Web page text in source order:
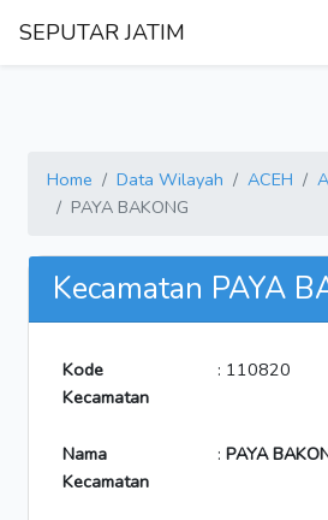
SEPUTAR JATIM
Home Data Wilayah ACEH
PAYA BAKONG
Kecamatan PAYA
Kode
Kecamatan
: 110820
Nama
Kecamatan
: PAYA